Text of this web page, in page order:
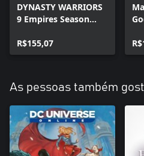
DYNASTY WARRIORS
9 Empires Season
R$155,07
As pessoas também